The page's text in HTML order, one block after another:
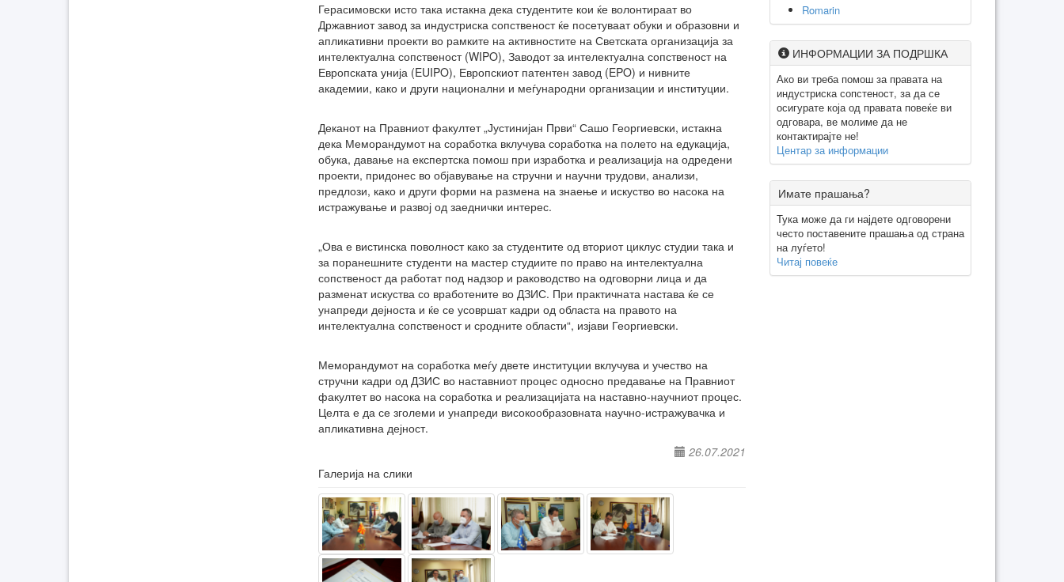
Герасимовски исто така истакна дека студентите кои ќе волонтираат во
Државниот завод за индустриска сопственост ќе посетуваат обуки и образовни и
апликативни проекти во рамките на активностите на Светската организација за
интелектуална сопственост (WIPO), Заводот за интелектуална сопственост на
Европската унија (EUIPO), Европскиот патентен завод (EPO) и нивните
академии, како и други национални и меѓународни организации и институции.
Деканот на Правниот факултет „Јустинијан Први“ Сашо Георгиевски, истакна
дека Меморандумот на соработка вклучува соработка на полето на едукација,
обука, давање на експертска помош при изработка и реализација на одредени
проекти, придонес во објавување на стручни и научни трудови, анализи,
предлози, како и други форми на размена на знаење и искуство во насока на
истражување и развој од заеднички интерес.
„Ова е вистинска поволност како за студентите од вториот циклус студии така и
за поранешните студенти на мастер студиите по право на интелектуална
сопственост да работат под надзор и раководство на одговорни лица и да
разменат искуства со вработените во ДЗИС. При практичната настава ќе се
унапреди дејноста и ќе се усовршат кадри од областа на правото на
интелектуална сопственост и сродните области“, изјави Георгиевски.
Меморандумот на соработка меѓу двете институции вклучува и учество на
стручни кадри од ДЗИС во наставниот процес односно предавање на Правниот
факултет во насока на соработка и реализацијата на наставно-научниот процес.
Целта е да се зголеми и унапреди високообразовната научно-истражувачка и
апликативна дејност.
26.07.2021
Галерија на слики
Romarin
ИНФОРМАЦИИ ЗА ПОДРШКА
Ако ви треба помош за правата на
индустриска сопстеност, за да се
осигурате која од правата повеќе ви
одговара, ве молиме да не
контактирајте не!
Центар за информации
Имате прашања?
Тука може да ги најдете одговорени
често поставените прашања од страна
на луѓето!
Читај повеќе